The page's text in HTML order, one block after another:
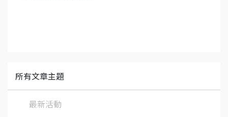
所有文章主題
最新活動